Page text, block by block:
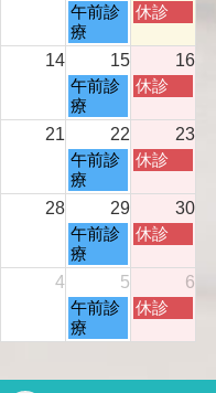
月
1
t
2
0
6
月
d
2
0
6
土
曜
日,
月
8
h
2
0
6
午前診
療
日
日,
月
h
2
0
6
休診
14 15 16
土
曜
日,
月
1
t
h
2
2
6
午前診
療
日
日,
月
t
h
2
2
6
休診
21 22 23
土
曜
日,
月
2
n
d
2
2
午前診
療
日
日,
月
r
d
2
2
休診
28 29 30
土
曜
日,
月
2
午前診
療
日
日,
月
休診
4 5 6
土
曜
日,
午前診
療
日
日,
休診